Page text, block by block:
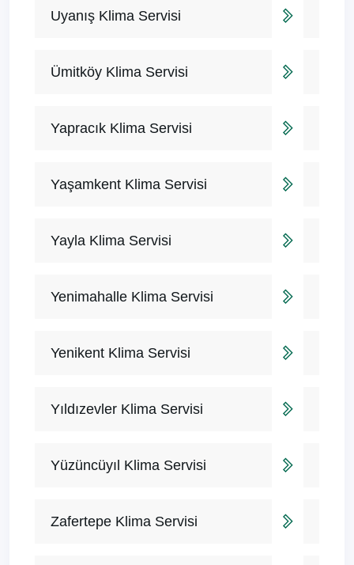
Uyanış Klima Servisi
Ümitköy Klima Servisi
Yapracık Klima Servisi
Yaşamkent Klima Servisi
Yayla Klima Servisi
Yenimahalle Klima Servisi
Yenikent Klima Servisi
Yıldızevler Klima Servisi
Yüzüncüyıl Klima Servisi
Zafertepe Klima Servisi